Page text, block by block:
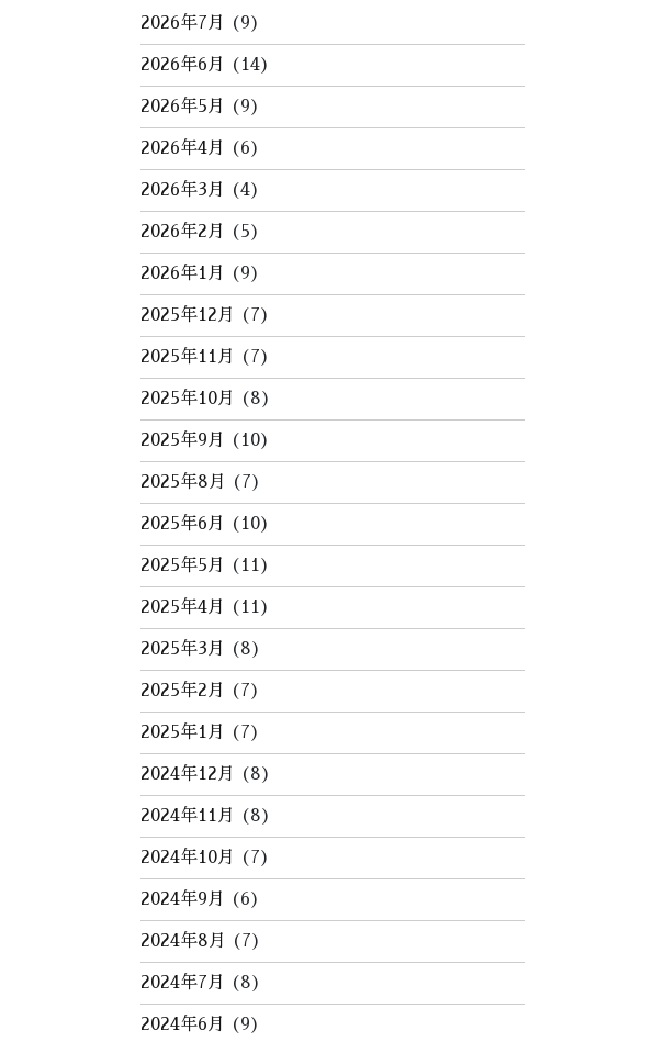
2026年7月 (9)
2026年6月 (14)
2026年5月 (9)
2026年4月 (6)
2026年3月 (4)
2026年2月 (5)
2026年1月 (9)
2025年12月 (7)
2025年11月 (7)
2025年10月 (8)
2025年9月 (10)
2025年8月 (7)
2025年6月 (10)
2025年5月 (11)
2025年4月 (11)
2025年3月 (8)
2025年2月 (7)
2025年1月 (7)
2024年12月 (8)
2024年11月 (8)
2024年10月 (7)
2024年9月 (6)
2024年8月 (7)
2024年7月 (8)
2024年6月 (9)